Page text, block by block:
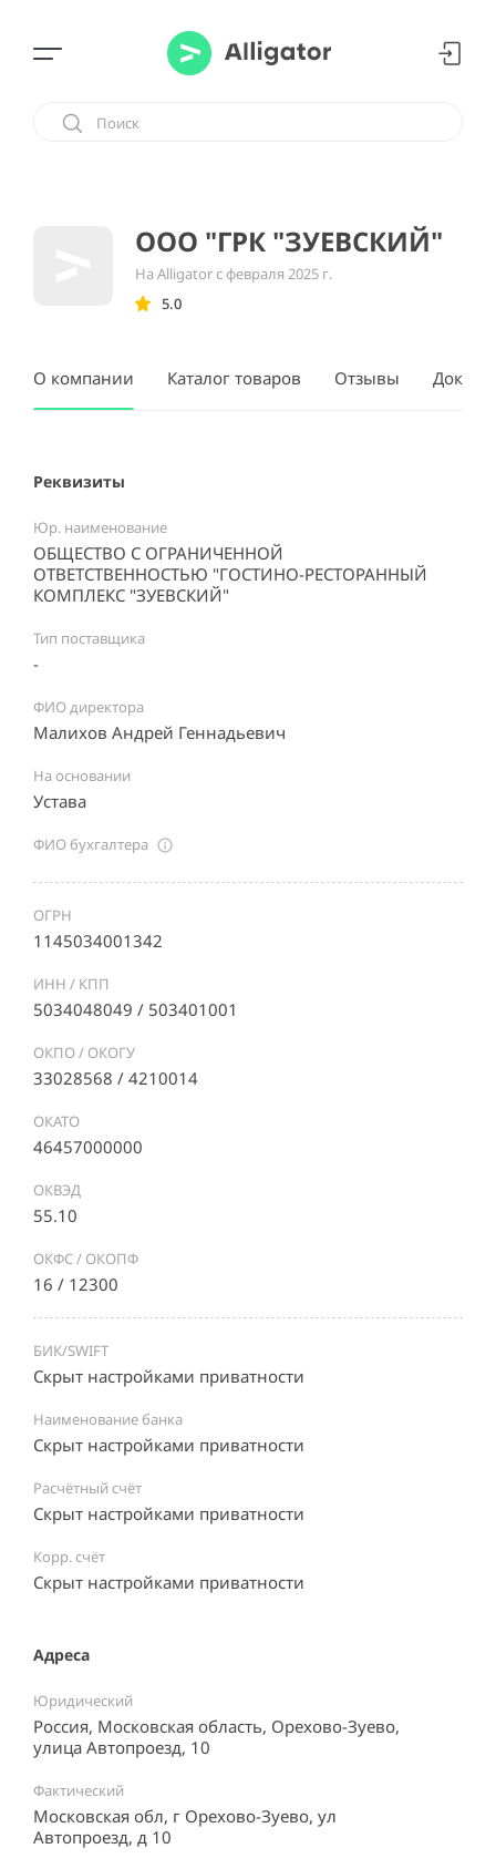
ООО "ГРК "ЗУЕВСКИЙ"
На Alligator с февраля 2025 г.
5.0
О компании Каталог товаров Отзывы
Реквизиты
Юр. наименование
ОБЩЕСТВО С ОГРАНИЧЕННОЙ
ОТВЕТСТВЕННОСТЬЮ "ГОСТИНО-РЕСТОРАННЫЙ
КОМПЛЕКС "ЗУЕВСКИЙ"
Тип поставщика
-
ФИО директора
Малихов Андрей Геннадьевич
На основании
Устава
ФИО бухгалтера
ОГРН
1145034001342
ИНН / КПП
5034048049 / 503401001
ОКПО / ОКОГУ
33028568 / 4210014
ОКАТО
46457000000
ОКВЭД
55.10
ОКФС / ОКОПФ
16 / 12300
БИК/SWIFT
Скрыт настройками приватности
Наименование банка
Скрыт настройками приватности
Расчётный счёт
Скрыт настройками приватности
Корр. счёт
Скрыт настройками приватности
Адреса
Юридический
Россия, Московская область, Орехово-Зуево,
улица Автопроезд, 10
Фактический
Московская обл, г Орехово-Зуево, ул
Автопроезд, д 10